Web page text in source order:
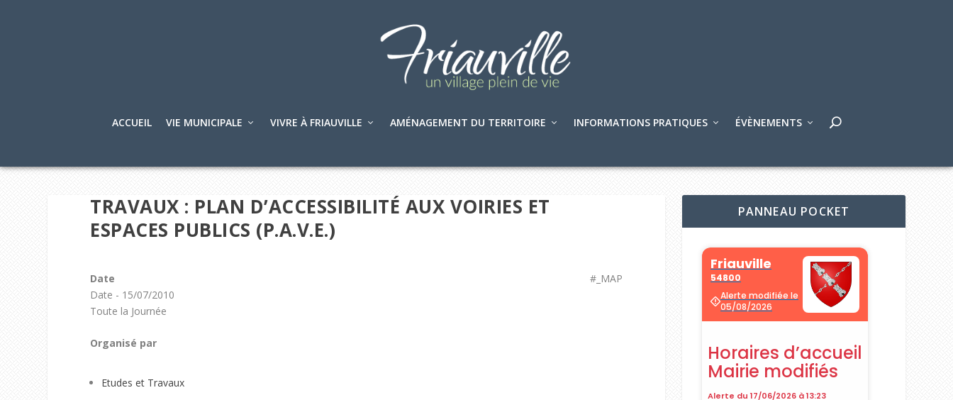
ACCUEIL VIE MUNICIPALE VIVRE À FRIAUVILLE AMÉNAGEMENT DU TERRITOIRE INFORMATIONS PRATIQUES ÉVÈNEMENTS
TRAVAUX : PLAN D’ACCESSIBILITÉ AUX VOIRIES ET
ESPACES PUBLICS (P.A.V.E.)
#_MAP
Date
Date - 15/07/2010
Toute la Journée
Organisé par
Etudes et Travaux
PANNEAU POCKET